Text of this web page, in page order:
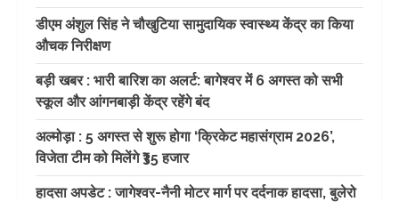
डीएम अंशुल सिंह ने चौखुटिया सामुदायिक स्वास्थ्य केंद्र का किया
औचक निरीक्षण
बड़ी खबर : भारी बारिश का अलर्ट: बागेश्वर में 6 अगस्त को सभी
स्कूल और आंगनबाड़ी केंद्र रहेंगे बंद
अल्मोड़ा : 5 अगस्त से शुरू होगा ‘क्रिकेट महासंग्राम 2026’,
विजेता टीम को मिलेंगे ₹35 हजार
हादसा अपडेट : जागेश्वर-नैनी मोटर मार्ग पर दर्दनाक हादसा, बुलेरो